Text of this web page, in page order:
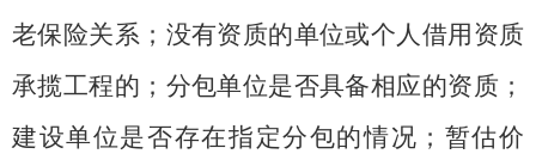
老保险关系；没有资质的单位或个人借用资质
承揽工程的；分包单位是否具备相应的资质；
建设单位是否存在指定分包的情况；暂估价